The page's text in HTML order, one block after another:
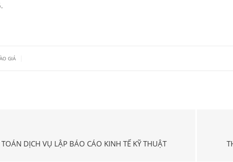
GIÁ
DỊCH VỤ LẬP BÁO CÁO KINH TẾ KỸ THUẬT